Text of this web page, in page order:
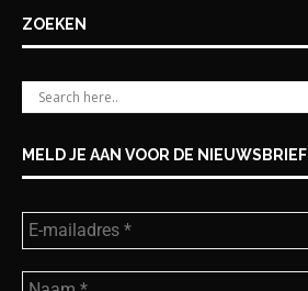
ZOEKEN
MELD JE AAN VOOR DE NIEUWSBRIEF